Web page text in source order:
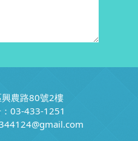
農路80號2樓
03-433-1251